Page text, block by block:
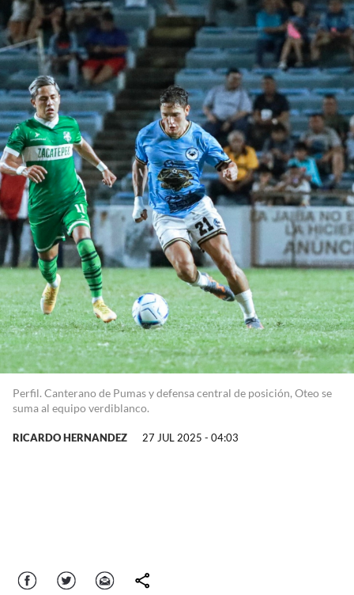
Perfil. Canterano de Pumas y defensa central de posición, Oteo se
suma al equipo verdiblanco.
RICARDO HERNANDEZ 27 JUL 2025 - 04:03
Facebook Twitter Correo comparte